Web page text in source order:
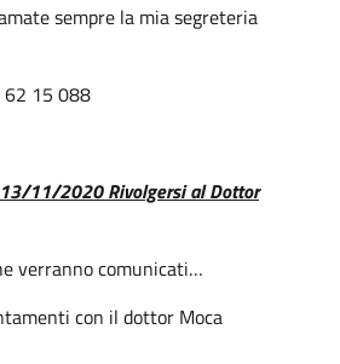
sempre la mia segreteria
15 088
11/2020Rivolgersi al Dottor
verranno comunicati…
con il dottor Moca